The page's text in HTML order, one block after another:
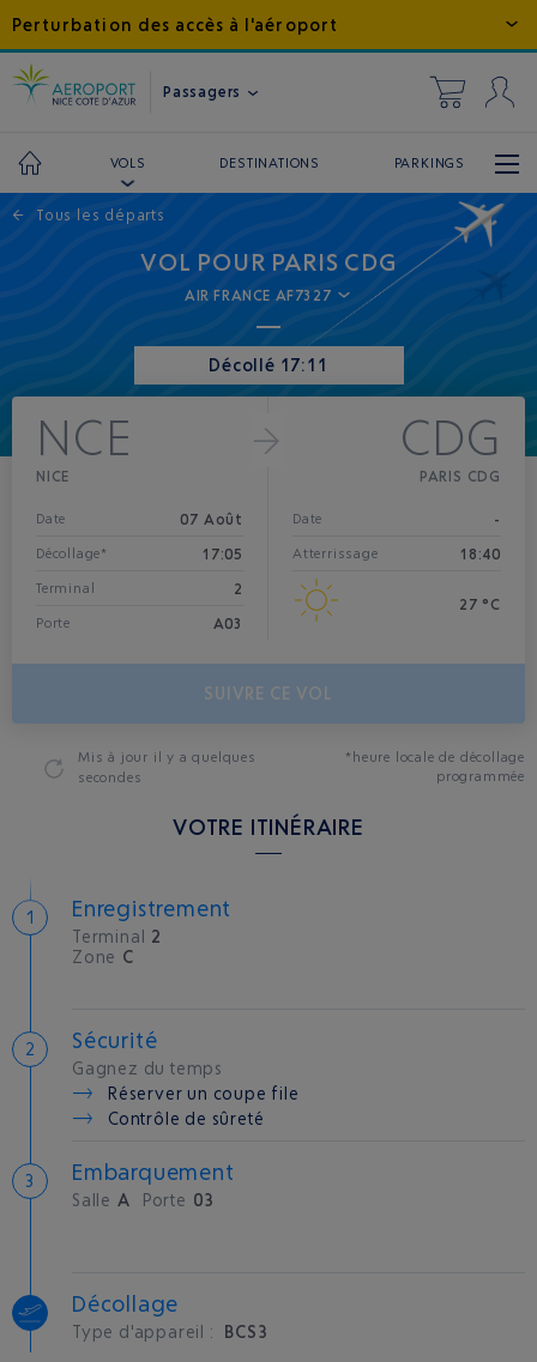
Perturbation des accès à l'aéroport
Passagers
VOLS DESTINATIONS PARKINGS
← Tous les départs
VOL POUR PARIS CDG
AIR FRANCE AF7327
Décollé 17:11
NCE
NICE
Date 07 Août
Décollage* 17:05
Terminal 2
Porte A03
CDG
PARIS CDG
Date -
Atterrissage 18:40
27 °C
SUIVRE CE VOL
Mis à jour il y a quelques
secondes
*heure locale de décollage
programmée
VOTRE ITINÉRAIRE
Enregistrement
Terminal 2
Zone C
Sécurité
Gagnez du temps
Réserver un coupe file
Contrôle de sûreté
Embarquement
Salle A Porte 03
Décollage
Type d'appareil : BCS3